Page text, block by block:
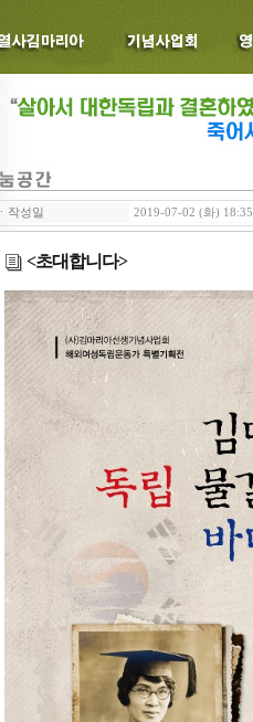
ㆍ작성일 2019-07-02 (화) 18:35
<초대합니다>